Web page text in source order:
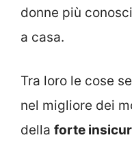
donne più
a casa.
Tra loro le cose
nel migliore dei
della forte